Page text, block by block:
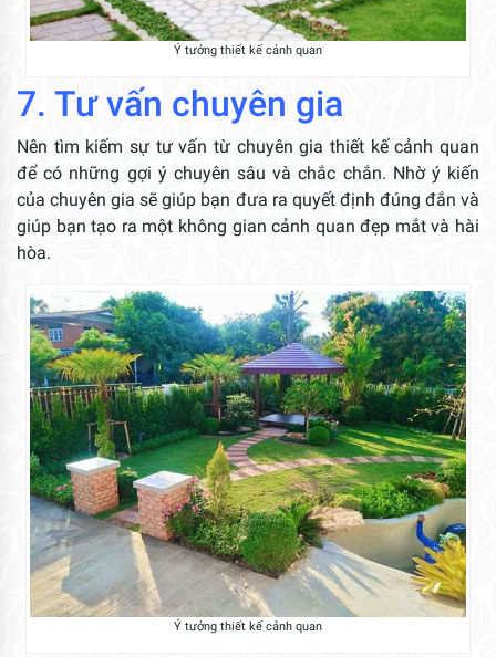
Ý tưởng thiết kế cảnh quan
7. Tư vấn chuyên gia
Nên tìm kiếm sự tư vấn từ chuyên gia thiết kế cảnh quan
để có những gợi ý chuyên sâu và chắc chắn. Nhờ ý kiến
của chuyên gia sẽ giúp bạn đưa ra quyết định đúng đắn và
giúp bạn tạo ra một không gian cảnh quan đẹp mắt và hài
hòa.
Ý tưởng thiết kế cảnh quan